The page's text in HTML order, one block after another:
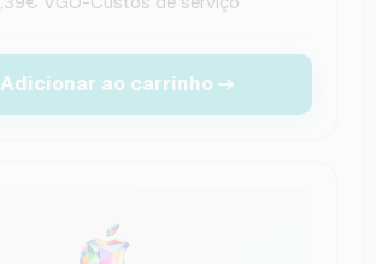
Adicionar ao carrinho